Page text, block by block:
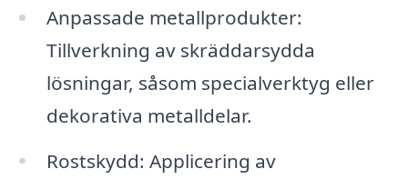
Anpassade metallprodukter:
Tillverkning av skräddarsydda
lösningar, såsom specialverktyg eller
dekorativa metalldelar.
Rostskydd: Applicering av